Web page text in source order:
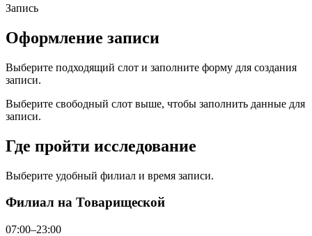
Запись
Оформление записи
Выберите подходящий слот и заполните форму для создания
записи.
Выберите свободный слот выше, чтобы заполнить данные для
записи.
Где пройти исследование
Выберите удобный филиал и время записи.
Филиал на Товарищеской
07:00–23:00